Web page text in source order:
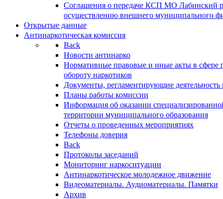
Соглашения о передаче КСП МО Лабинский
осуществлению внешнего муниципального
Открытые данные
Антинаркотическая комиссия
Back
Новости антинарко
Нормативные правовые и иные акты в сфере
обороту наркотиков
Документы, регламентирующие деятельность
Планы работы комиссии
Информация об оказании
территории муниципального образования
Отчеты о проведенных мероприятиях
Телефоны доверия
Back
Протоколы заседаний
Мониторинг наркоситуации
Антинаркотическое молодежное движение
Видеоматериалы. Аудиоматериалы. Памятки
Архив